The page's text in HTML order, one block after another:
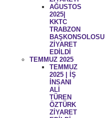
AĞUSTOS
2025|
KKTC
TRABZON
BAŞKONSOLOSU
ZİYARET
EDİLDİ
TEMMUZ 2025
TEMMUZ
2025 | İŞ
İNSANI
ALİ
TÜREN
ÖZTÜRK
ZİYARET